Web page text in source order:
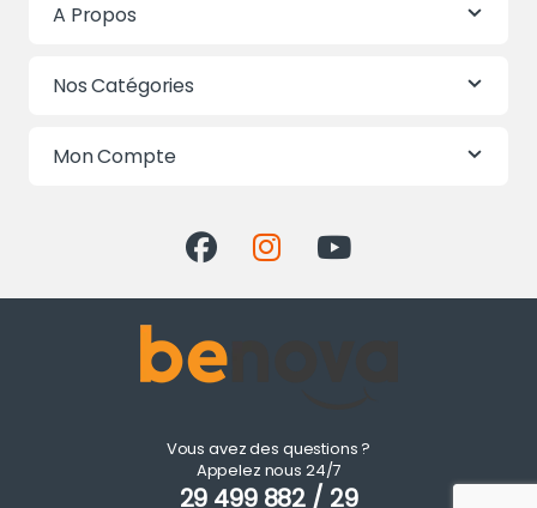
A Propos
Nos Catégories
Mon Compte
Vous avez des questions ?
Appelez nous 24/7
29 499 882 / 29